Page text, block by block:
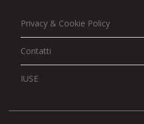
Privacy & Cookie Policy
Contatti
IUSE